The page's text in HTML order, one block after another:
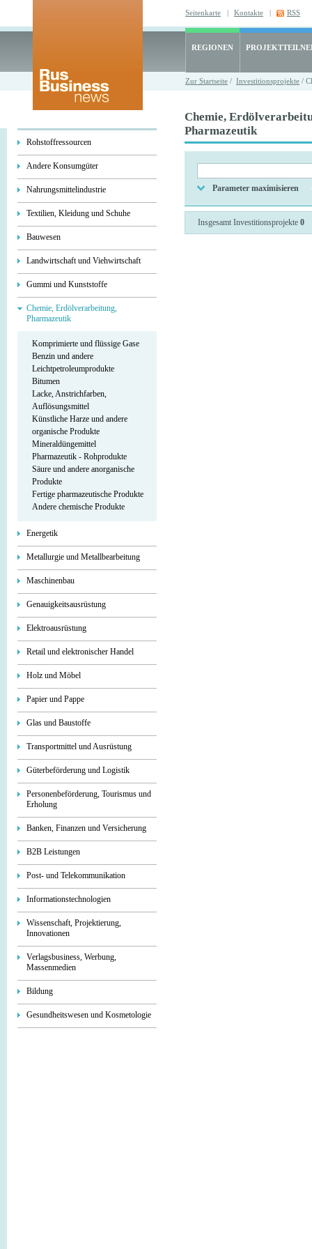
Seitenkarte | Kontakte | RSS
REGIONEN
Zur Startseite / Investitionsprojekte /
Rohstoffressourcen
Andere Konsumgüter
Nahrungsmittelindustrie
Textilien, Kleidung und Schuhe
Bauwesen
Landwirtschaft und Viehwirtschaft
Gummi und Kunststoffe
Chemie, Erdölverarbeitung,
Pharmazeutik
Komprimierte und flüssige Gase
Benzin und andere
Leichtpetroleumprodukte
Bitumen
Lacke, Anstrichfarben,
Auflösungsmittel
Künstliche Harze und andere
organische Produkte
Mineraldüngemittel
Pharmazeutik - Rohprodukte
Säure und andere anorganische
Produkte
Fertige pharmazeutische Produkte
Andere chemische Produkte
Energetik
Metallurgie und Metallbearbeitung
Maschinenbau
Genauigkeitsausrüstung
Elektroausrüstung
Retail und elektronischer Handel
Holz und Möbel
Papier und Pappe
Glas und Baustoffe
Transportmittel und Ausrüstung
Güterbeförderung und Logistik
Personenbeförderung, Tourismus und
Erholung
Banken, Finanzen und Versicherung
B2B Leistungen
Post- und Telekommunikation
Informationstechnologien
Wissenschaft, Projektierung,
Innovationen
Verlagsbusiness, Werbung,
Massenmedien
Bildung
Gesundheitswesen und Kosmetologie
Chemie,
Pharmazeutik
Parameter maximisieren
Insgesamt Investitionsprojekte 0